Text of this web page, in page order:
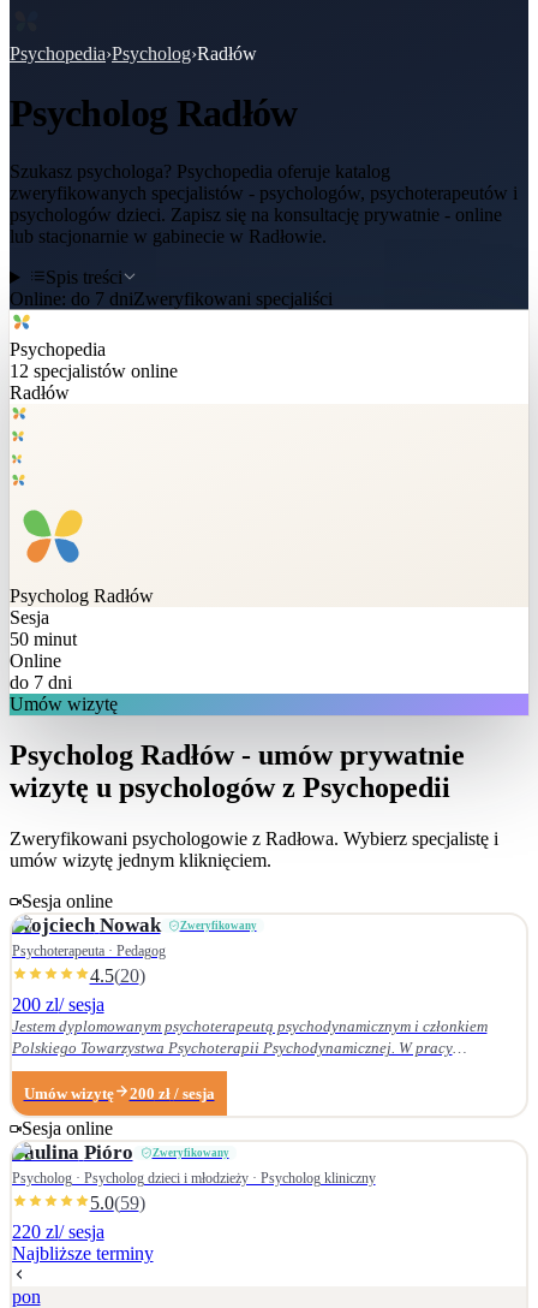
Psychopedia›Psycholog›Radłów
Psycholog Radłów
Szukasz psychologa? Psychopedia oferuje katalog
zweryfikowanych specjalistów - psychologów, psychoterapeutów i
psychologów dzieci. Zapisz się na konsultację prywatnie - online
lub stacjonarnie w gabinecie w Radłowie.
Spis treści
Online: do 7 dniZweryfikowani specjaliści
Psychopedia
12 specjalistów online
Radłów
Psycholog Radłów
Sesja
50 minut
Online
do 7 dni
Umów wizytę
Psycholog Radłów - umów prywatnie
wizytę u psychologów z Psychopedii
Zweryfikowani psychologowie z Radłowa. Wybierz specjalistę i
umów wizytę jednym kliknięciem.
Sesja online
Wojciech Nowak Zweryfikowany
Psychoterapeuta · Pedagog
4.5(20)
200 zl/ sesja
Jestem dyplomowanym psychoterapeutą psychodynamicznym i członkiem
Polskiego Towarzystwa Psychoterapii Psychodynamicznej. W pracy
terapeutycznej wnikliwie słucham pacjenta i podążam za jego narracją. Moje
zainteresowania zawodowe obejmują przede wszystkim: • psychoterapię
zaburzeń osobowości, • zaburzenia nerwicowe i lękowe, • problematykę relacji
małżeńskich i rodzinnych. Nie zajmuję się terapią uzależnień. Ukończyłem
Wydział Nauk Pedagogicznych Dolnośląskiej Szkoły Wyższej we Wrocławiu —
w 2007 r. studia licencjackie (pedagogika rodzinna), a w 2009 r. magisterskie
(resocjalizacja). W 2016 r. ukończyłem czteroletnie szkolenie z psychoterapii
psychodynamicznej w Krakowskim Centrum Psychodynamicznym, a w styczniu
2020 r. uzyskałem dyplom psychoterapeuty psychodynamicznego. Od
ukończenia szkoły psychoterapii regularnie uczestniczę w konferencjach
Umów wizytę 200 zł / sesja
Sesja online
Paulina Pióro Zweryfikowany
Psycholog · Psycholog dzieci i młodzieży · Psycholog kliniczny
5.0(59)
220 zl/ sesja
Najbliższe terminy
pon